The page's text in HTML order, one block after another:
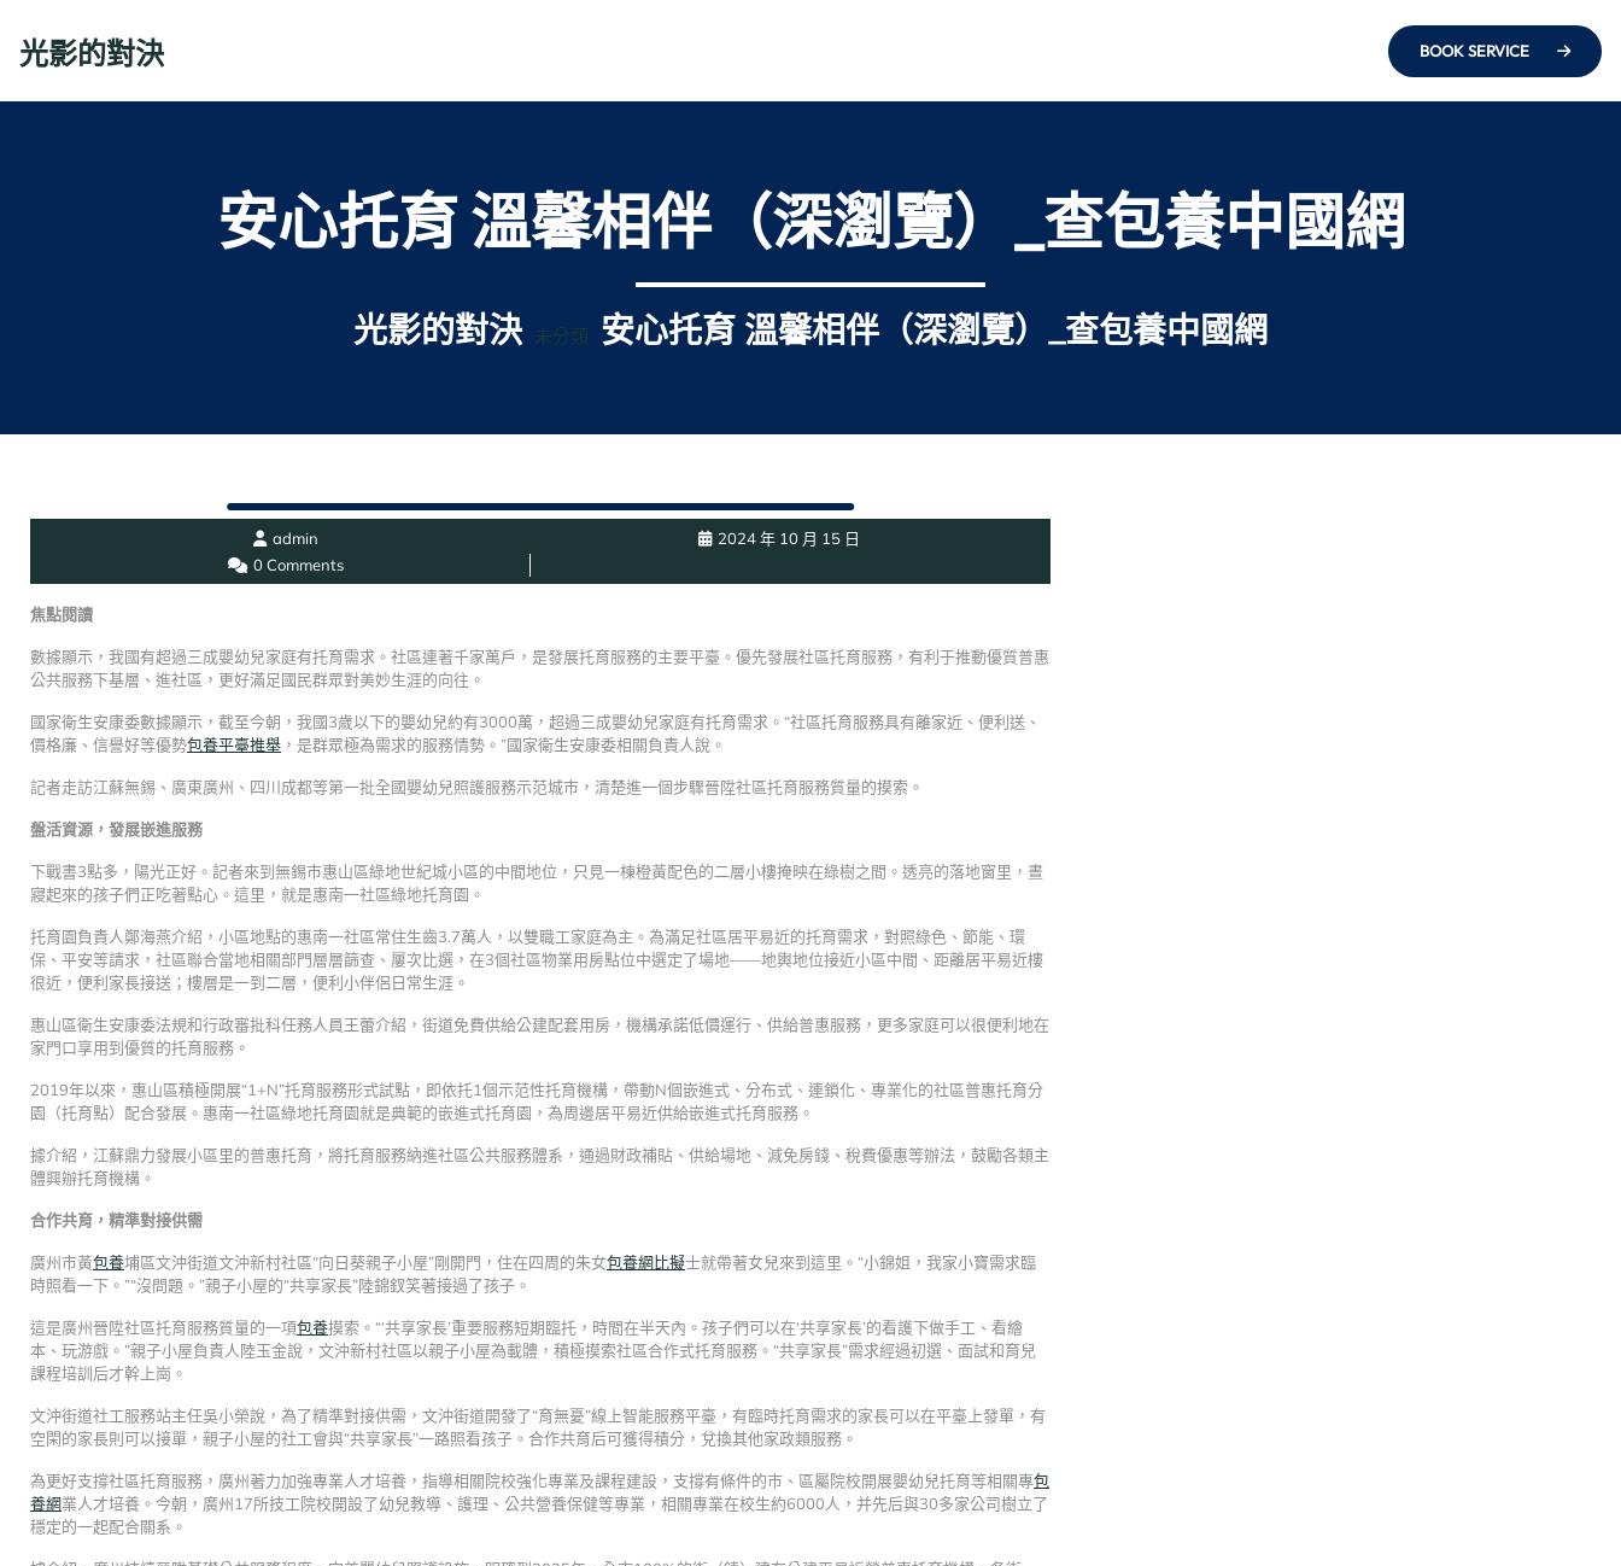
content
光影的對決 BOOK SERVICE
安心托育 溫馨相伴（深瀏覽）_查包養中國網
光影的對決 未分類 安心托育 溫馨相伴（深瀏覽）_查包養中國網
admin
2024 年 10 月 15 日
0 Comments
焦點閱讀
數據顯示，我國有超過三成嬰幼兒家庭有托育需求。社區連著千家萬戶，是發展托育服務的主要平臺。優先發展社區托育服務，有利于推動優質普惠
公共服務下基層、進社區，更好滿足國民群眾對美妙生涯的向往。
國家衛生安康委數據顯示，截至今朝，我國3歲以下的嬰幼兒約有3000萬，超過三成嬰幼兒家庭有托育需求。“社區托育服務具有離家近、便利送、
價格廉、信譽好等優勢包養平臺推舉 ，是群眾極為需求的服務情勢。”國家衛生安康委相關負責人說。
記者走訪江蘇無錫、廣東廣州、四川成都等第一批全國嬰幼兒照護服務示范城市，清楚進一個步驟晉陞社區托育服務質量的摸索。
盤活資源，發展嵌進服務
下戰書3點多，陽光正好。記者來到無錫市惠山區綠地世紀城小區的中間地位，只見一棟橙黃配色的二層小樓掩映在綠樹之間。透亮的落地窗里，晝
寢起來的孩子們正吃著點心。這里，就是惠南一社區綠地托育園。
托育園負責人鄭海燕介紹，小區地點的惠南一社區常住生齒3.7萬人，以雙職工家庭為主。為滿足社區居平易近的托育需求，對照綠色、節能、環
保、平安等請求，社區聯合當地相關部門層層篩查、屢次比選，在3個社區物業用房點位中選定了場地——地輿地位接近小區中間、距離居平易近樓
很近，便利家長接送；樓層是一到二層，便利小伴侶日常生涯。
惠山區衛生安康委法規和行政審批科任務人員王蕾介紹，街道免費供給公建配套用房，機構承諾低價運行、供給普惠服務，更多家庭可以很便利地在
家門口享用到優質的托育服務。
2019年以來，惠山區積極開展“1+N”托育服務形式試點，即依托1個示范性托育機構，帶動N個嵌進式、分布式、連鎖化、專業化的社區普惠托育分
園（托育點）配合發展。惠南一社區綠地托育園就是典範的嵌進式托育園，為周邊居平易近供給嵌進式托育服務。
據介紹，江蘇鼎力發展小區里的普惠托育，將托育服務納進社區公共服務體系，通過財政補貼、供給場地、減免房錢、稅費優惠等辦法，鼓勵各類主
體興辦托育機構。
合作共育，精準對接供需
廣州市黃包養埔區文沖街道文沖新村社區“向日葵親子小屋”剛開門，住在四周的朱女包養網比擬士就帶著女兒來到這里。“小錦姐，我家小寶需求臨
時照看一下。”“沒問題。”親子小屋的“共享家長”陸錦釵笑著接過了孩子。
這是廣州晉陞社區托育服務質量的一項包養摸索。“‘共享家長’重要服務短期臨托，時間在半天內。孩子們可以在‘共享家長’的看護下做手工、看繪
本、玩游戲。”親子小屋負責人陸玉金說，文沖新村社區以親子小屋為載體，積極摸索社區合作式托育服務。“共享家長”需求經過初選、面試和育兒
課程培訓后才幹上崗。
文沖街道社工服務站主任吳小榮說，為了精準對接供需，文沖街道開發了“育無憂”線上智能服務平臺，有臨時托育需求的家長可以在平臺上發單，有
空閑的家長則可以接單，親子小屋的社工會與“共享家長”一路照看孩子。合作共育后可獲得積分，兌換其他家政類服務。
為更好支撐社區托育服務，廣州著力加強專業人才培養，指導相關院校強化專業及課程建設，支撐有條件的市、區屬院校開展嬰幼兒托育等相關專包
養網業人才培養。今朝，廣州17所技工院校開設了幼兒教導、護理、公共營養保健等專業，相關專業在校生約6000人，并先后與30多家公司樹立了
穩定的一起配合關系。